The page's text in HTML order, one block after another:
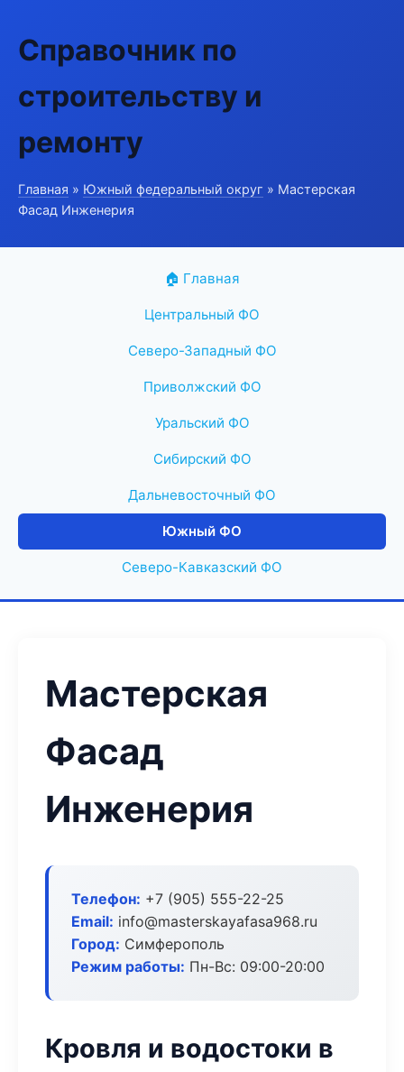
Справочник по
строительству и
ремонту
Главная » Южный федеральный округ » Мастерская
Фасад Инженерия
🏠 Главная
Центральный ФО
Северо-Западный ФО
Приволжский ФО
Уральский ФО
Сибирский ФО
Дальневосточный ФО
Южный ФО
Северо-Кавказский ФО
Мастерская
Фасад
Инженерия
Телефон: +7 (905) 555-22-25
Email: info@masterskayafasa968.ru
Город: Симферополь
Режим работы: Пн-Вс: 09:00-20:00
Кровля и водостоки в